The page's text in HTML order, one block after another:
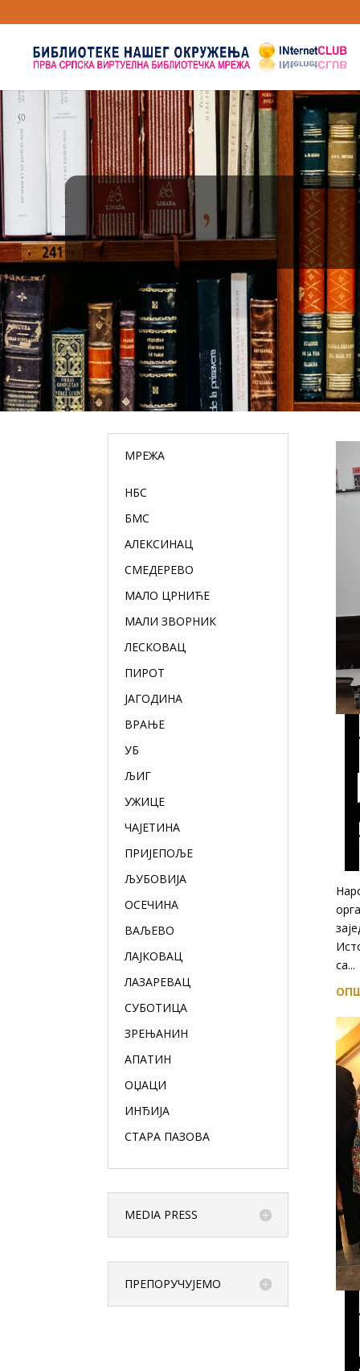
МРЕЖА
НБС
БМС
АЛЕКСИНАЦ
СМЕДЕРЕВО
МАЛО ЦРНИЋЕ
МАЛИ ЗВОРНИК
ЛЕСКОВАЦ
ПИРОТ
ЈАГОДИНА
ВРАЊЕ
УБ
ЉИГ
УЖИЦЕ
ЧАЈЕТИНА
ПРИЈЕПОЉЕ
ЉУБОВИЈА
ОСЕЧИНА
ВАЉЕВО
ЛАЈКОВАЦ
ЛАЗАРЕВАЦ
СУБОТИЦА
ЗРЕЊАНИН
АПАТИН
ОЏАЦИ
ИНЂИЈА
СТАРА ПАЗОВА
MEDIA PRESS
ПРЕПОРУЧУЈЕМО
са...